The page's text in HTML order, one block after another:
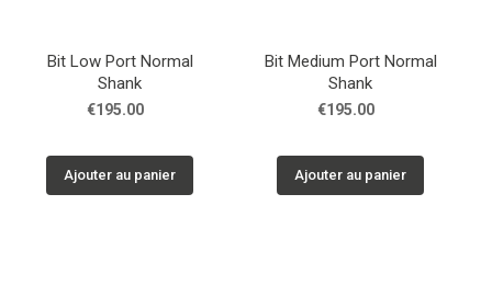
Bit Low Port Normal
Shank
€195.00
Ajouter au panier
Bit Medium Port Normal
Shank
€195.00
Ajouter au panier